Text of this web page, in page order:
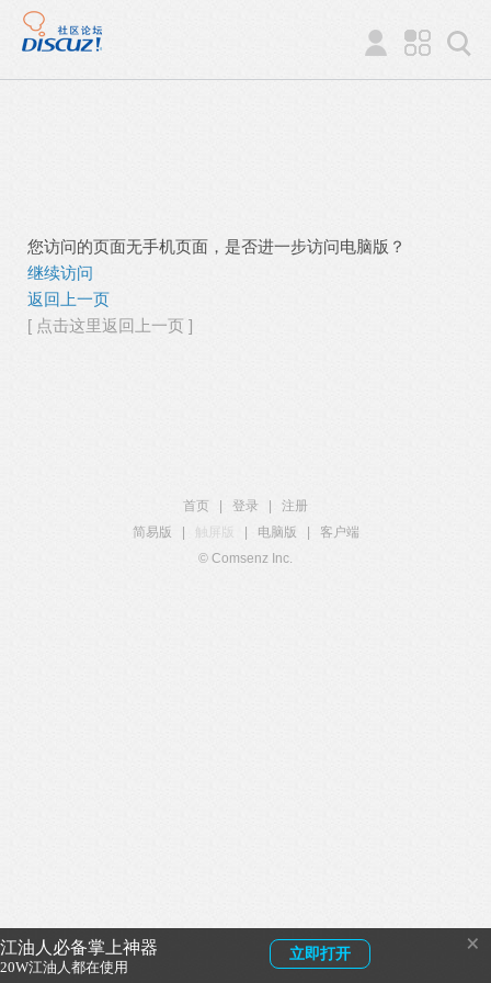
江油人必备掌上神器
20W江油人都在使用
立即打开 ×
您访问的页面无手机页面，是否进一步访问电脑版？
继续访问
返回上一页
[ 点击这里返回上一页 ]
首页 登录
注册
简易版
触屏版 电脑版
客户端
© Comsenz Inc.